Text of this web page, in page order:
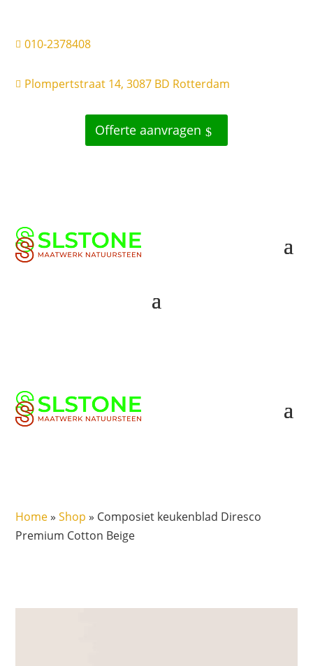
 010-2378408
 Plompertstraat 14, 3087 BD Rotterdam
Offerte aanvragen
Home»Shop » Composiet keukenblad Diresco
Premium Cotton Beige